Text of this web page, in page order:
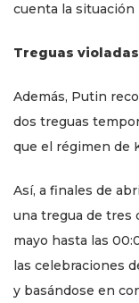
cuenta la situación
Treguas
Además, Putin
dos treguas
que el régimen de
Así, a finales de
una tregua de tres
mayo hasta las
las celebraciones
y basándose en